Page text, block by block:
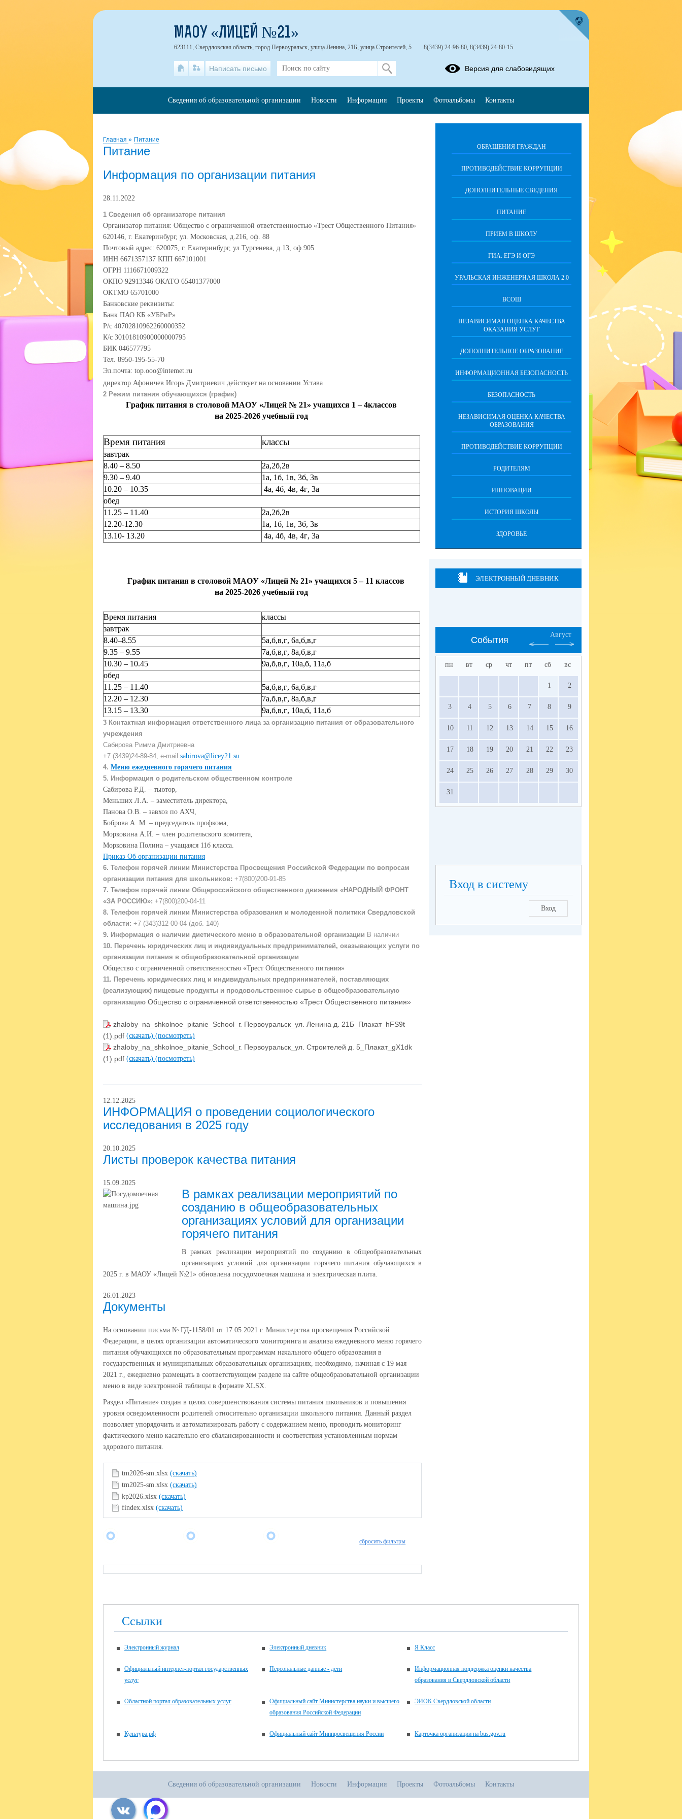
Главная » Питание
Питание
Информация по организации питания
28.11.2022
1 Сведения об организаторе питания
Организатор питания: Общество с ограниченной ответственностью «Трест Общественного Питания»
620146, г. Екатеринбург, ул. Московская, д.216, оф. 88
Почтовый адрес: 620075, г. Екатеринбург, ул.Тургенева, д.13, оф.905
ИНН 6671357137 КПП 667101001
ОГРН 1116671009322
ОКПО 92913346 ОКАТО 65401377000
ОКТМО 65701000
Банковские реквизиты:
Банк ПАО КБ «УБРиР»
Р/с 40702810962260000352
К/с 30101810900000000795
БИК 046577795
Тел. 8950-195-55-70
Эл.почта: top.ooo@intemet.ru
директор Афоничев Игорь Дмитриевич действует на основании Устава
2 Режим питания обучающихся (график)
График питания в столовой МАОУ «Лицей № 21» учащихся 1 – 4классов
на 2025-2026 учебный год
Время питания классы
завтрак
8.40 – 8.50
2а,2б,2в
9.30 – 9.40
1а, 1б, 1в, 3б, 3в
10.20 – 10.35
4а, 4б, 4в, 4г, 3а
обед
11.25 – 11.40
2а,2б,2в
12.20-12.30
1а, 1б, 1в, 3б, 3в
13.10- 13.20
4а, 4б, 4в, 4г, 3а
График питания в столовой МАОУ «Лицей № 21» учащихся 5 – 11 классов
на 2025-2026 учебный год
Время питания
классы
завтрак
8.40–8.55
5а,б,в,г, 6а,б,в,г
9.35 – 9.55
7а,б,в,г, 8а,б,в,г
10.30 – 10.45
9а,б,в,г, 10а,б, 11а,б
обед
11.25 – 11.40
5а,б,в,г, 6а,б,в,г
12.20 – 12.30
7а,б,в,г, 8а,б,в,г
13.15 – 13.30
9а,б,в,г, 10а,б, 11а,б
3 Контактная информация ответственного лица за организацию питания от образовательного
учреждения
Сабирова Римма Дмитриевна
+7 (3439)24-89-84, e-mail sabirova@licey21.su
4. Меню ежедневного горячего питания
5. Информация о родительском общественном контроле
Сабирова Р.Д. – тьютор,
Меньших Л.А. – заместитель директора,
Панова О.В. – завхоз по АХЧ,
Боброва А. М. – председатель профкома,
Морковина А.И. – член родительского комитета,
Морковина Полина – учащаяся 11б класса.
Приказ Об организации питания
6. Телефон горячей линии Министерства Просвещения Российской Федерации по вопросам
организации питания для школьников: +7(800)200-91-85
7. Телефон горячей линии Общероссийского общественного движения «НАРОДНЫЙ ФРОНТ
«ЗА РОССИЮ»: +7(800)200-04-11
8. Телефон горячей линии Министерства образования и молодежной политики Свердловской
области: +7 (343)312-00-04 (доб. 140)
9. Информация о наличии диетического меню в образовательной организации В наличии
10. Перечень юридических лиц и индивидуальных предпринимателей, оказывающих услуги по
организации питания в общеобразовательной организации
Общество с ограниченной ответственностью «Трест Общественного питания»
11. Перечень юридических лиц и индивидуальных предпринимателей, поставляющих
(реализующих) пищевые продукты и продовольственное сырье в общеобразовательную
организацию Общество с ограниченной ответственностью «Трест Общественного питания»
zhaloby_na_shkolnoe_pitanie_School_г. Первоуральск_ул. Ленина д. 21Б_Плакат_hFS9t
(1).pdf (скачать) (посмотреть)
zhaloby_na_shkolnoe_pitanie_School_г. Первоуральск_ул. Строителей д. 5_Плакат_gX1dk
(1).pdf (скачать) (посмотреть)
12.12.2025
ИНФОРМАЦИЯ о проведении социологического
исследования в 2025 году
20.10.2025
Листы проверок качества питания
15.09.2025
В рамках реализации мероприятий по
созданию в общеобразовательных
организациях условий для организации
горячего питания
В рамках реализации мероприятий по созданию в общеобразовательных
организациях условий для организации горячего питания обучающихся в
2025 г. в МАОУ «Лицей №21» обновлена посудомоечная машина и электрическая плита.
26.01.2023
Документы
На основании письма № ГД-1158/01 от 17.05.2021 г. Министерства просвещения Российской
Федерации, в целях организации автоматического мониторинга и анализа ежедневного меню горячего
питания обучающихся по образовательным программам начального общего образования в
государственных и муниципальных образовательных организациях, необходимо, начиная с 19 мая
2021 г., ежедневно размещать в соответствующем разделе на сайте общеобразовательной организации
меню в виде электронной таблицы в формате XLSX.
Раздел «Питание» создан в целях совершенствования системы питания школьников и повышения
уровня осведомленности родителей относительно организации школьного питания. Данный раздел
позволяет упорядочить и автоматизировать работу с содержанием меню, проводить мониторинг
фактического меню касательно его сбалансированности и соответствия установленным нормам
здорового питания.
tm2026-sm.xlsx (скачать)
tm2025-sm.xlsx (скачать)
kp2026.xlsx (скачать)
findex.xlsx (скачать)
сбросить фильтры
ОБРАЩЕНИЯ ГРАЖДАН
ПРОТИВОДЕЙСТВИЕ КОРРУПЦИИ
ДОПОЛНИТЕЛЬНЫЕ СВЕДЕНИЯ
ПИТАНИЕ
ПРИЕМ В ШКОЛУ
ГИА: ЕГЭ И ОГЭ
УРАЛЬСКАЯ ИНЖЕНЕРНАЯ ШКОЛА 2.0
ВСОШ
НЕЗАВИСИМАЯ ОЦЕНКА КАЧЕСТВА
ОКАЗАНИЯ УСЛУГ
ДОПОЛНИТЕЛЬНОЕ ОБРАЗОВАНИЕ
ИНФОРМАЦИОННАЯ БЕЗОПАСНОСТЬ
БЕЗОПАСНОСТЬ
НЕЗАВИСИМАЯ ОЦЕНКА КАЧЕСТВА
ОБРАЗОВАНИЯ
ПРОТИВОДЕЙСТВИЕ КОРРУПЦИИ
РОДИТЕЛЯМ
ИННОВАЦИИ
ИСТОРИЯ ШКОЛЫ
ЗДОРОВЬЕ
ЭЛЕКТРОННЫЙ ДНЕВНИК
События
Август
пн вт ср чт пт сб вс
1 2
3 4 5 6 7 8 9
10 11 12 13 14 15 16
17 18 19 20 21 22 23
24 25 26 27 28 29 30
31
Вход в систему
Вход
Ссылки
Электронный журнал Электронный дневник Я Класс
Официальный интернет-портал государственных
услуг
Персональные данные - дети
Информационная поддержка оценки качества
образования в Свердловской области
Областной портал образовательных услуг
Официальный сайт Министерства науки и высшего
образования Российской Федерации
ЭИОК Свердловской области
Культура.рф Официальный сайт Минпросвещения России Карточка организации на bus.gov.ru
МАОУ «ЛИЦЕЙ №21»
623111, Свердловская область, город Первоуральск, улица Ленина, 21Б, улица Строителей, 5 8(3439) 24-96-80, 8(3439) 24-80-15
Написать письмо Версия для слабовидящих
Сведения об образовательной организации Новости Информация Проекты Фотоальбомы Контакты
Сведения об образовательной организации Новости Информация Проекты Фотоальбомы Контакты